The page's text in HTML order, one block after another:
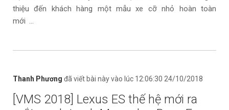
thiệu đến khách hàng một mẫu xe cỡ nhỏ hoàn toàn
mới ...
Thanh Phương đã viết bài này vào lúc 12:06:30 24/10/2018
[VMS 2018] Lexus ES thế hệ mới ra